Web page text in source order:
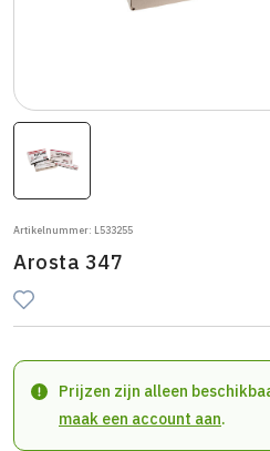
Artikelnummer: L533255
Arosta 347
Prijzen zijn alleen
maak een account aan.